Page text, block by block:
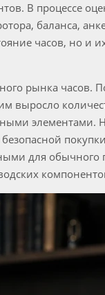
В процессе
баланса,
часов, но и
рынка часов.
выросло
элементами.
для обычного